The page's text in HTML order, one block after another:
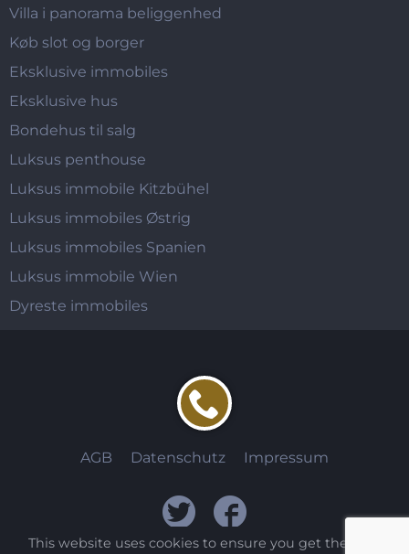
Villa i panorama beliggenhed
Køb slot og borger
Eksklusive immobiles
Eksklusive hus
Bondehus til salg
Luksus penthouse
Luksus immobile Kitzbühel
Luksus immobiles Østrig
Luksus immobiles Spanien
Luksus immobile Wien
Dyreste immobiles
AGB Datenschutz Impressum
This website uses cookies to ensure you get the best